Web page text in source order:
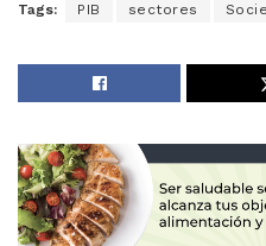
Tags: PIB sectores